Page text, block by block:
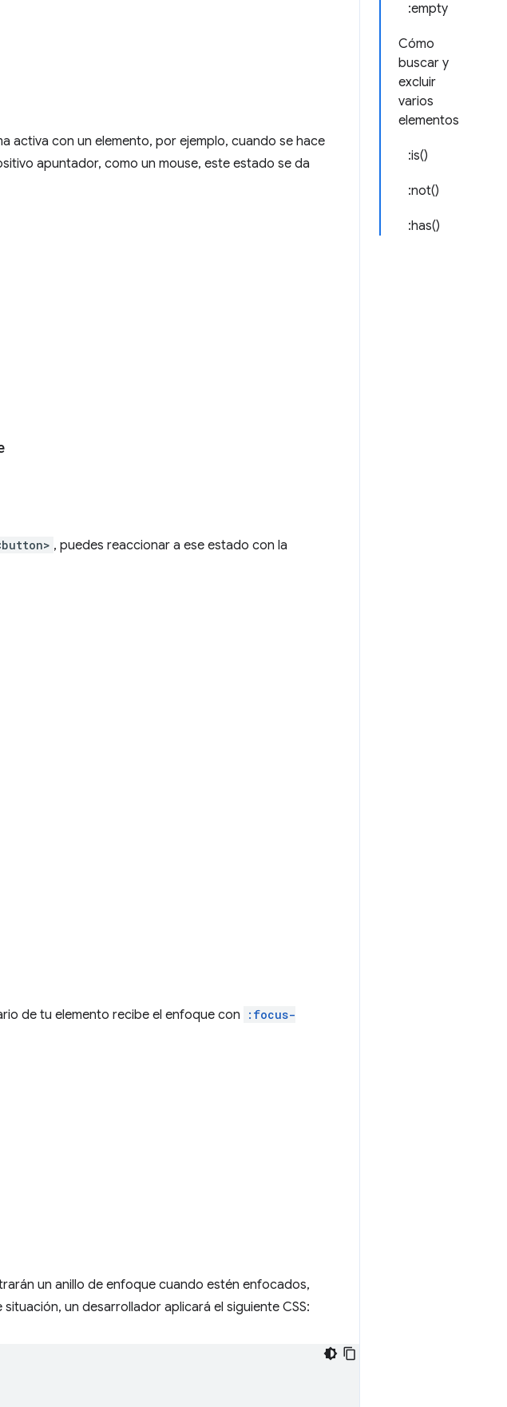
:empty
Cómo
buscar y
excluir
varios
elementos
:is()
:not()
:has()
activa con un elemento, por ejemplo, cuando se hace
apuntador, como un mouse, este estado se da
, puedes reaccionar a ese estado con la
de tu elemento recibe el enfoque con
:focus-
un anillo de enfoque cuando estén enfocados,
un desarrollador aplicará el siguiente CSS: